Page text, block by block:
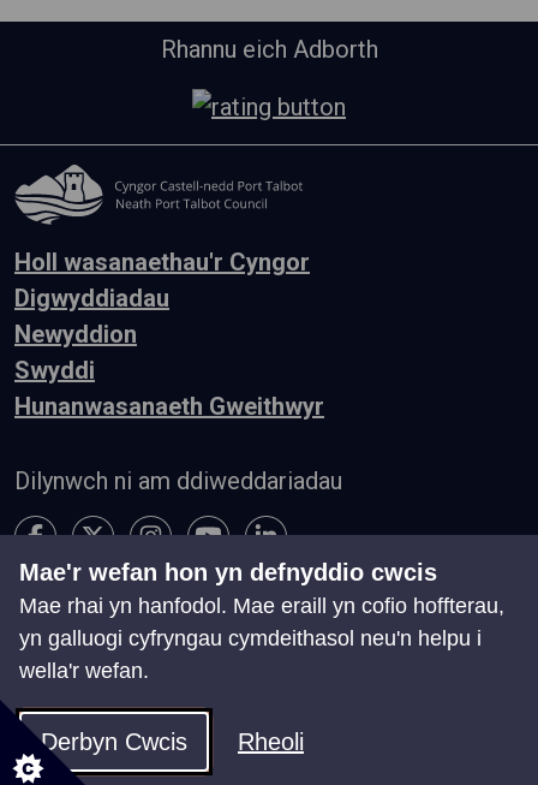
Rhannu eich Adborth
Holl wasanaethau'r Cyngor
Digwyddiadau
Newyddion
Swyddi
Hunanwasanaeth Gweithwyr
Dilynwch ni am ddiweddariadau
Hygyrchedd Telerau ac Amodau
Preifatrwydd
Cysylltu â ni
Chwillio Map o'r Wefan
© Cyngor Castell-nedd Port Talbot
Mae'r wefan hon yn defnyddio cwcis
Mae rhai yn hanfodol. Mae eraill yn cofio hoffterau,
yn galluogi cyfryngau cymdeithasol neu'n helpu i
wella'r wefan.
Derbyn Cwcis Rheoli